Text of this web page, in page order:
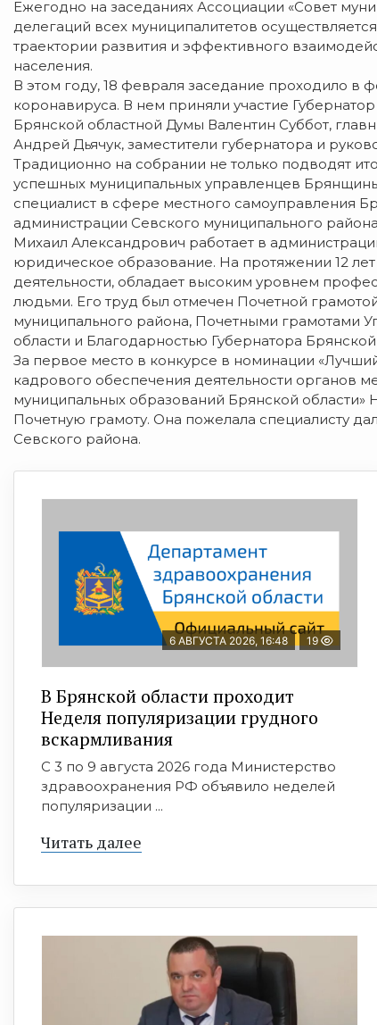
Ежегодно на заседаниях Ассоциации «Совет
делегаций всех муниципалитетов
траектории развития и эффективного
населения.
В этом году, 18 февраля заседание проходило
коронавируса. В нем приняли участие
Брянской областной Думы Валентин Суббот,
Андрей Дьячук, заместители губернатора и
Традиционно на собрании не только подводят
успешных муниципальных управленцев
специалист в сфере местного самоуправления
администрации Севского муниципального
Михаил Александрович работает в
юридическое образование. На протяжении 12
деятельности, обладает высоким уровнем
людьми. Его труд был отмечен Почетной
муниципального района, Почетными грамотами
области и Благодарностью Губернатора Брянской
За первое место в конкурсе в номинации
кадрового обеспечения деятельности органов
муниципальных образований Брянской
Почетную грамоту. Она пожелала специалисту
Севского района.
6 АВГУСТА 2026, 16:48 19
В Брянской области проходит
Неделя популяризации грудного
вскармливания
С 3 по 9 августа 2026 года Министерство
здравоохранения РФ объявило неделей
популяризации ...
Читать далее